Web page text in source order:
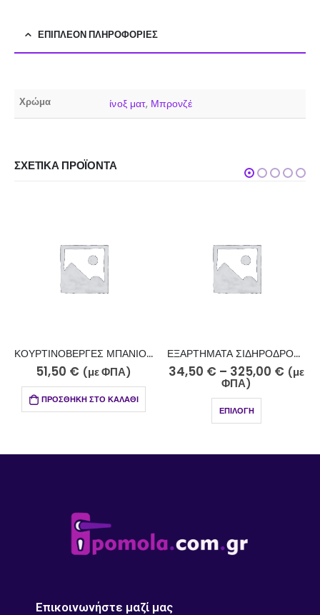
ΕΠΙΠΛΈΟΝ ΠΛΗΡΟΦΟΡΊΕΣ
Χρώμα ίνοξ ματ, Μπρονζέ
ΣΧΕΤΙΚΆ ΠΡΟΪΌΝΤΑ
ΚΟΥΡΤΙΝΟΒΕΡΓΕΣ ΜΠΑΝΙΟΥ ΜΕ INOX ΣΩΛΗΝΑ Φ25 KM-5-200
51,50 € (με ΦΠΑ)
ΠΡΟΣΘΉΚΗ ΣΤΟ ΚΑΛΆΘΙ
ΕΞΑΡΤΗΜΑΤΑ ΣΙΔΗΡΟΔΡΟΜΩΝ – ΤΕΤΡΑΓΩΝΟΣ ΚΡΙΚΟΣ ΓΙΑ Φ25 ΝΙΚΕΛ ΜΑΤ ΚΩΔ. 030-2510Β
34,50 € – 325,00 € (με
ΦΠΑ)
ΕΠΙΛΟΓΉ
Επικοινωνήστε μαζί μας